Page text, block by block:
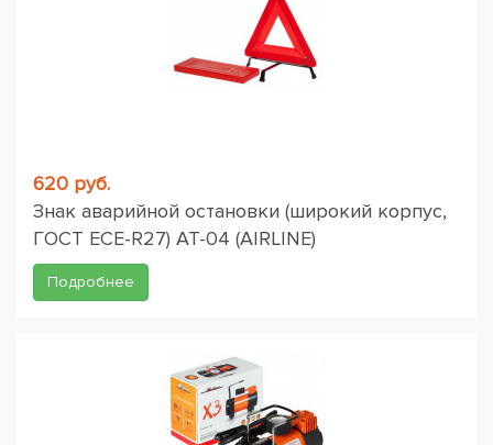
620 руб.
Знак аварийной остановки (широкий корпус,
ГОСТ ЕСЕ-R27) AT-04 (AIRLINE)
Подробнее